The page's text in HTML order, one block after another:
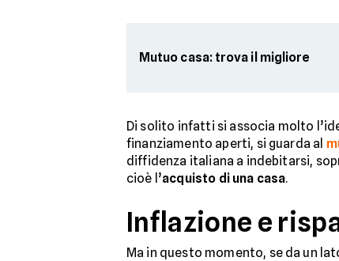
Mutuo casa: trova il migliore
Di solito infatti si associa molto
finanziamento aperti, si guarda al
diffidenza italiana a indebitarsi,
cioè l’acquisto di una casa.
Inflazione e
Ma in questo momento, se da un